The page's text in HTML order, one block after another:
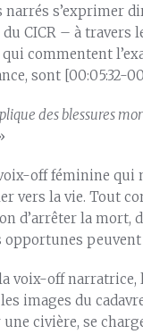
s’exprimer
CICR – à travers
commentent
sont [00:05:32-
des blessures
off féminine qui
vers la vie. Tout
d’arrêter la mort,
voix-off narratrice,
images du
civière, se